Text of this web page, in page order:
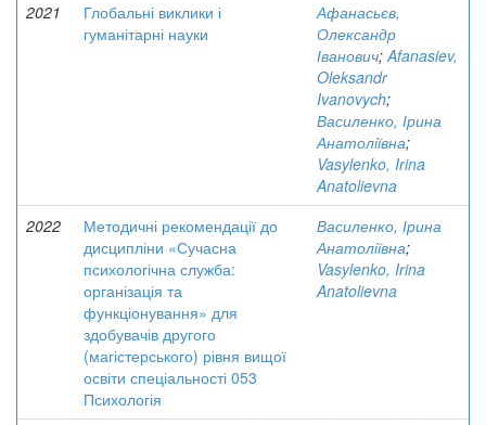
2021
Глобальні виклики і
гуманітарні науки
Афанасьєв,
Олександр
Іванович;Afanasiev,
Oleksandr
Ivanovych;
Василенко, Ірина
Анатоліївна;
Vasylenko, Irina
Anatolievna
2022
Методичні рекомендації до
дисципліни «Сучасна
психологічна служба:
організація та
функціонування» для
здобувачів другого
(магістерського) рівня вищої
освіти спеціальності 053
Психологія
Василенко, Ірина
Анатоліївна;
Vasylenko, Irina
Anatolievna